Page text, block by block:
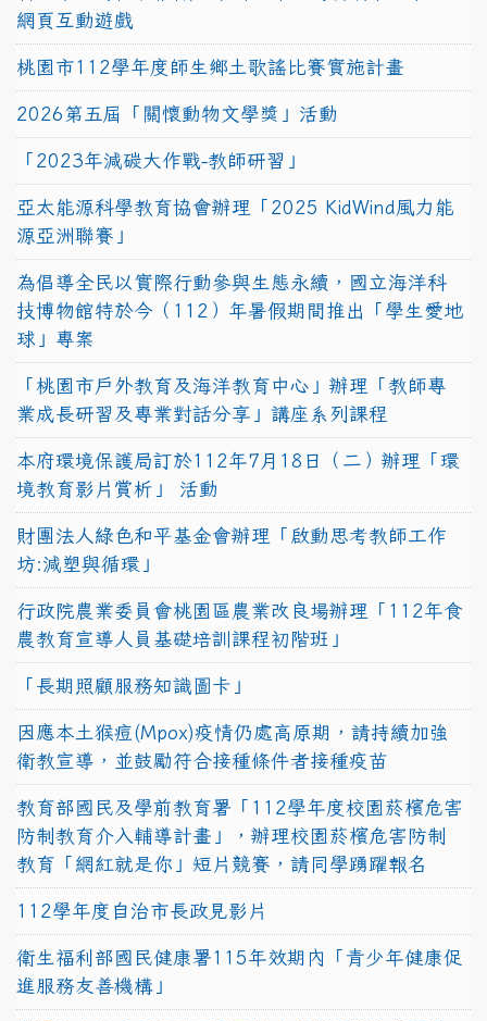
網頁互動遊戲
桃園市112學年度師生鄉土歌謠比賽實施計畫
2026第五屆「關懷動物文學獎」活動
「2023年減碳大作戰-教師研習」
亞太能源科學教育協會辦理「2025 KidWind風力能
源亞洲聯賽」
為倡導全民以實際行動參與生態永續，國立海洋科
技博物館特於今（112）年暑假期間推出「學生愛地
球」專案
「桃園市戶外教育及海洋教育中心」辦理「教師專
業成長研習及專業對話分享」講座系列課程
本府環境保護局訂於112年7月18日（二）辦理「環
境教育影片賞析」 活動
財團法人綠色和平基金會辦理「啟動思考教師工作
坊:減塑與循環」
行政院農業委員會桃園區農業改良場辦理「112年食
農教育宣導人員基礎培訓課程初階班」
「長期照顧服務知識圖卡」
因應本土猴痘(Mpox)疫情仍處高原期，請持續加強
衛教宣導，並鼓勵符合接種條件者接種疫苗
教育部國民及學前教育署「112學年度校園菸檳危害
防制教育介入輔導計畫」，辦理校園菸檳危害防制
教育「網紅就是你」短片競賽，請同學踴躍報名
112學年度自治市長政見影片
衛生福利部國民健康署115年效期內「青少年健康促
進服務友善機構」